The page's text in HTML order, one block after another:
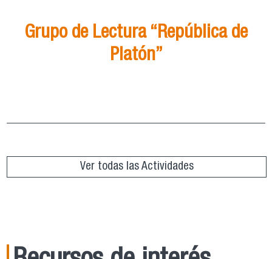
Grupo de Lectura “República de
Platón”
Ver todas las Actividades